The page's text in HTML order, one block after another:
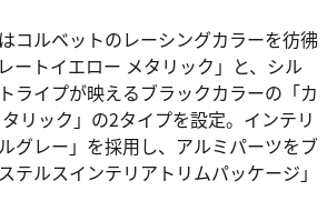
コルベットのレーシングカラーを彷彿
ートイエロー メタリック」と、シル
ライプが映えるブラックカラーの「カ
リック」の2タイプを設定。インテリ
グレー」を採用し、アルミパーツをブ
テルスインテリアトリムパッケージ」